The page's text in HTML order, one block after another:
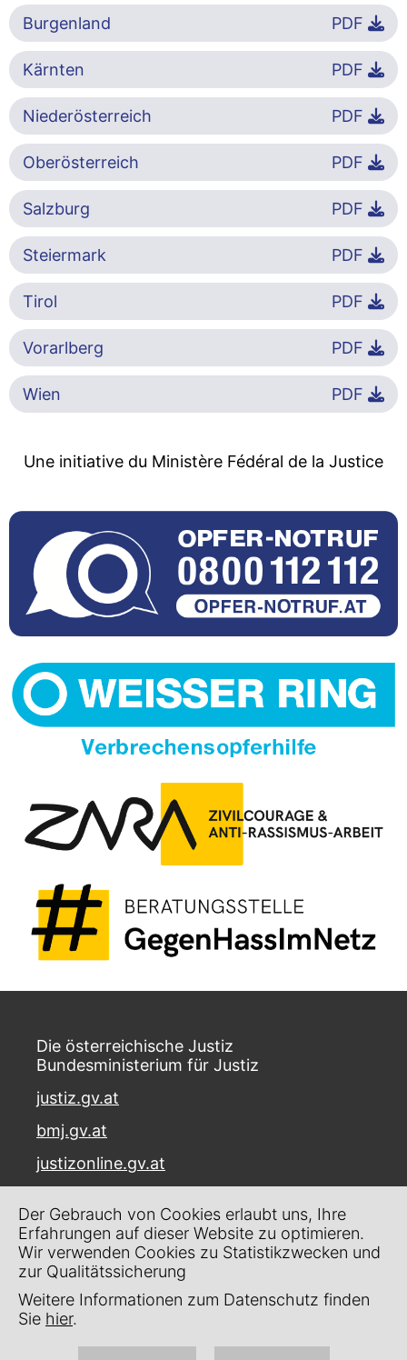
Burgenland PDF
Kärnten PDF
Niederösterreich PDF
Oberösterreich PDF
Salzburg PDF
Steiermark PDF
Tirol PDF
Vorarlberg PDF
Wien PDF
Une initiative du Ministère Fédéral de la Justice
Die österreichische Justiz
Bundesministerium für Justiz
justiz.gv.at
bmj.gv.at
justizonline.gv.at
Museumstraße 7
1070 Wien
Kontakt
Impressum
Der Gebrauch von Cookies erlaubt uns, Ihre
Erfahrungen auf dieser Website zu optimieren.
Wir verwenden Cookies zu Statistikzwecken und
zur Qualitätssicherung
Weitere Informationen zum Datenschutz finden
Sie hier.